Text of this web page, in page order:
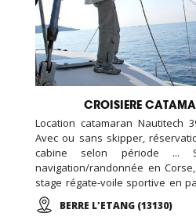
CROISIERE
Location catamaran Nautitech
Avec ou sans skipper,
cabine selon période ...
navigation/randonnée en
stage régate-voile sportive en
de voile... Croisières et
groupes, familles, ados, congrès.
BERRE L'ETANG (13130)